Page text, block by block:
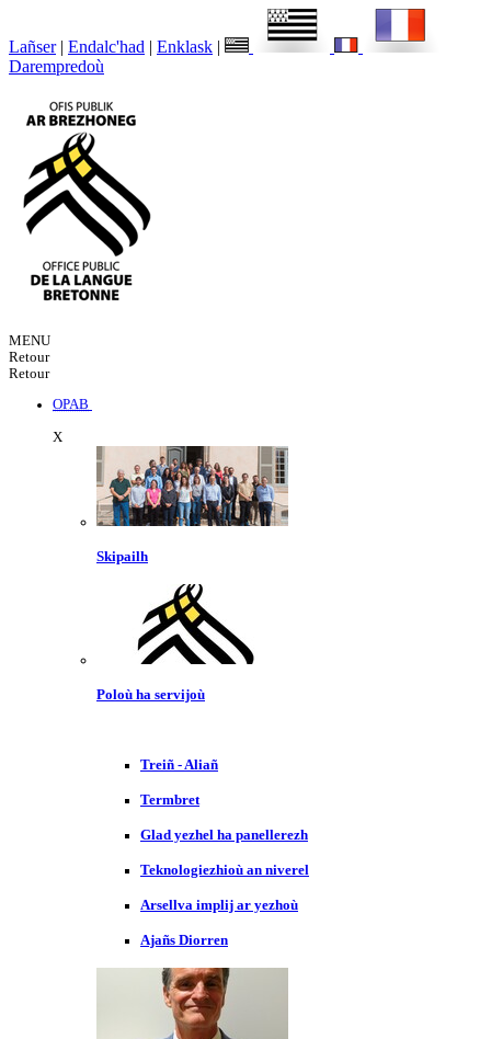
Lañser | Endalc'had | Enklask |
Darempredoù
MENU
Retour
Retour
OPAB
X
Skipailh
Poloù ha servijoù
Treiñ - Aliañ
Termbret
Glad yezhel ha panellerezh
Teknologiezhioù an niverel
Arsellva implij ar yezhoù
Ajañs Diorren